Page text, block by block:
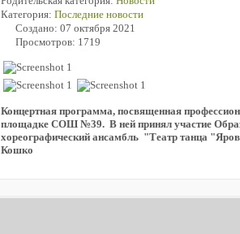
Категория: Последние новости
Создано: 07 октября 2021
Просмотров: 1719
Концертная программа, посвященная
площадке СОШ №39. В ней принял участие
хореографический ансамбль "Театр танца
Кошко